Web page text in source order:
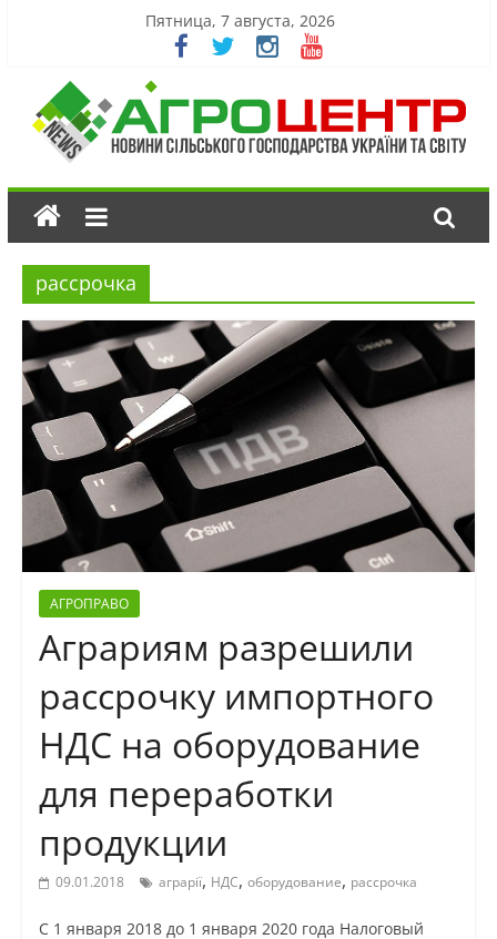
Пятница, 7 августа, 2026
рассрочка
АГРОПРАВО
Аграриям разрешили
рассрочку импортного
НДС на оборудование
для переработки
продукции
09.01.2018 аграрії, НДС, оборудование, рассрочка
С 1 января 2018 до 1 января 2020 года Налоговый